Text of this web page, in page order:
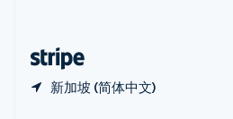
新加坡 (简体中文)